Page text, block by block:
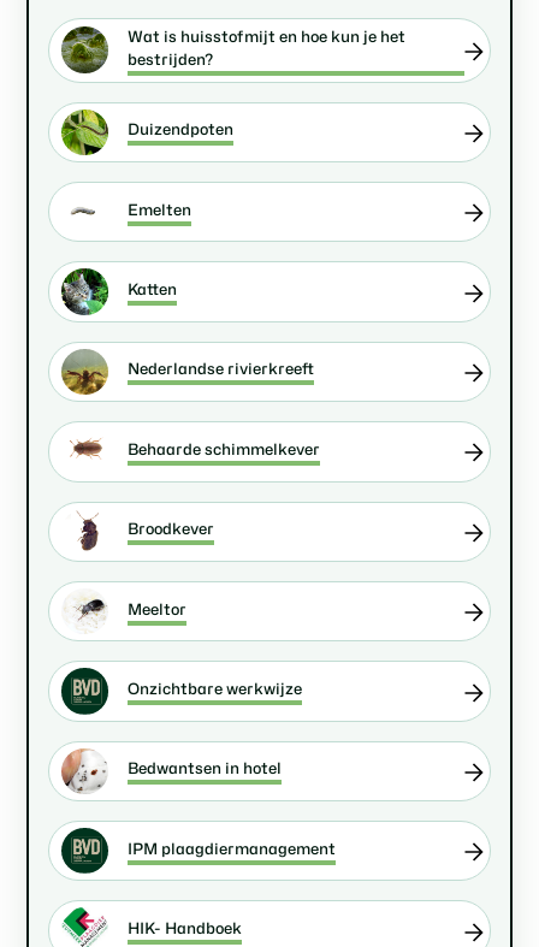
Wat is huisstofmijt en hoe kun je het
bestrijden?
Duizendpoten
Emelten
Katten
Nederlandse rivierkreeft
Behaarde schimmelkever
Broodkever
Meeltor
Onzichtbare werkwijze
Bedwantsen in hotel
IPM plaagdiermanagement
HIK- Handboek